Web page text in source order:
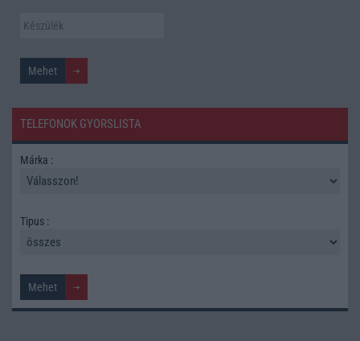
TELEFONOK GYORSLISTA
Márka :
Tipus :